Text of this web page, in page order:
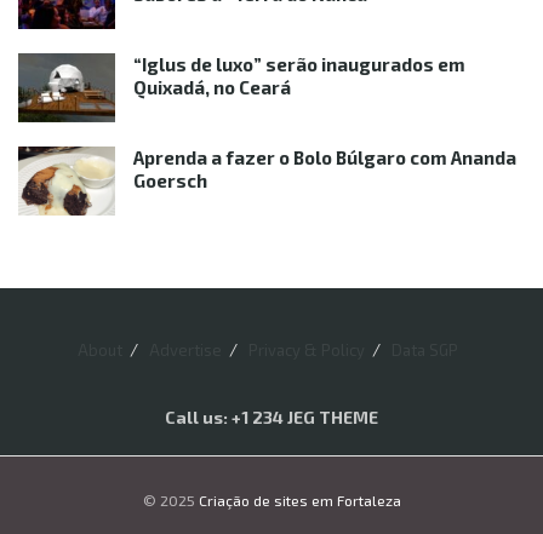
“Iglus de luxo” serão inaugurados em
Quixadá, no Ceará
Aprenda a fazer o Bolo Búlgaro com Ananda
Goersch
Call us: +1 234 JEG THEME
© 2025 Criação de sites em Fortaleza